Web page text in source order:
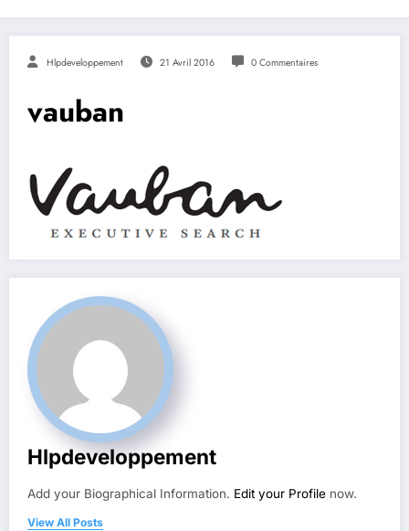
Hlpdeveloppement 21 Avril 2016 0 Commentaires
vauban
Hlpdeveloppement
Add your Biographical Information. Edit your Profile now.
View All Posts